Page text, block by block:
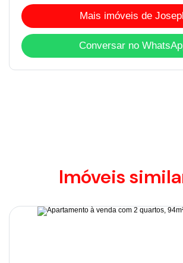
Mais imóveis de
Conversar no
Imóveis